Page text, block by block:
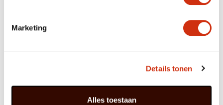
Marketing
Details tonen
Alles toestaan
qu’ils y étaient déjà cultivés au XIVe siècle. Le Bonsaï est
juillet 2015 dans le cadre du programme A Chaque Mois